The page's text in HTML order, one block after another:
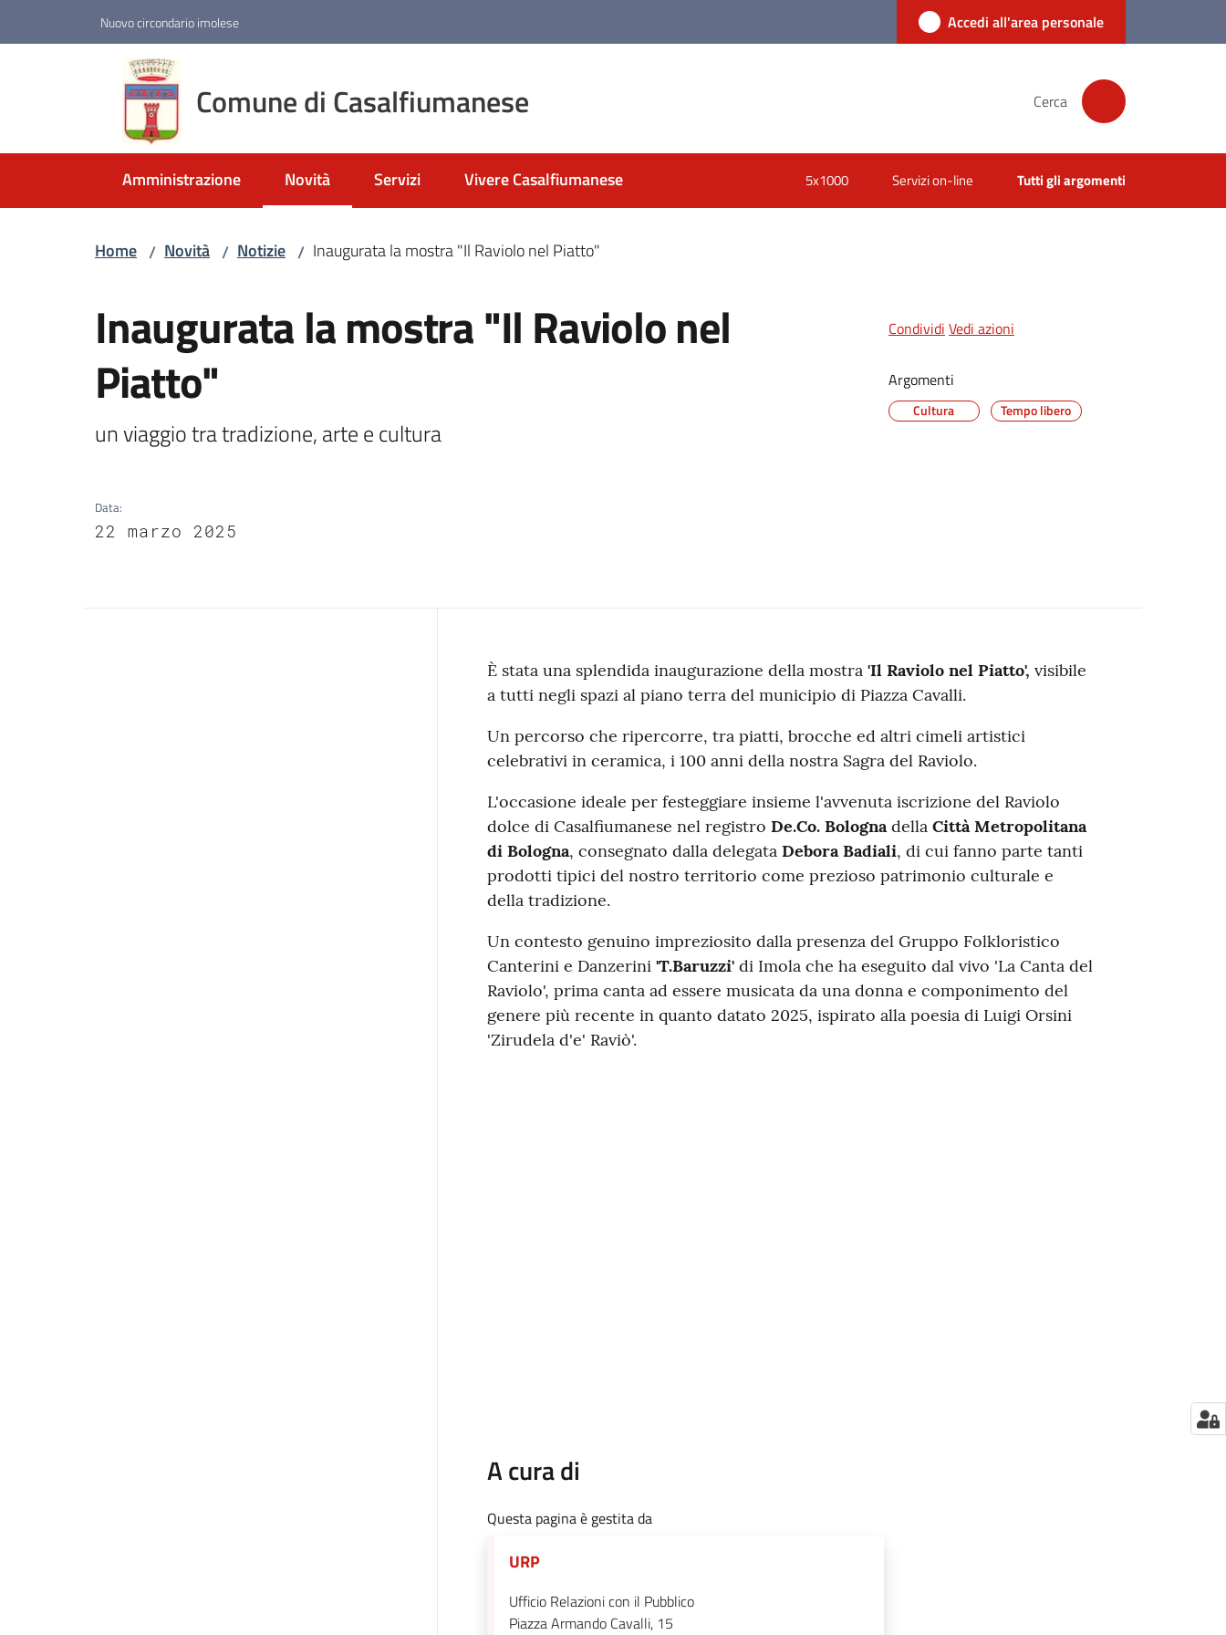
Nuovo circondario imolese Accedi all'area personale
Comune di Casalfiumanese Cerca
Amministrazione Novità
Menu selezionato
Servizi Vivere Casalfiumanese 5x1000 Servizi on-line Tutti gli argomenti
Home / Novità / Notizie / Inaugurata la mostra "Il Raviolo nel Piatto"
Inaugurata la mostra "Il Raviolo nel
Piatto"
un viaggio tra tradizione, arte e cultura
Data:
22 marzo 2025
Condividi Vedi azioni
Argomenti
Cultura Tempo libero
Contenuto
È stata una splendida inaugurazione della mostra 'Il Raviolo nel Piatto', visibile
a tutti negli spazi al piano terra del municipio di Piazza Cavalli.
Un percorso che ripercorre, tra piatti, brocche ed altri cimeli artistici
celebrativi in ceramica, i 100 anni della nostra Sagra del Raviolo.
L'occasione ideale per festeggiare insieme l'avvenuta iscrizione del Raviolo
dolce di Casalfiumanese nel registro De.Co. Bolognadella Città Metropolitana
di Bologna, consegnato dalla delegata Debora Badiali, di cui fanno parte tanti
prodotti tipici del nostro territorio come prezioso patrimonio culturale e
della tradizione.
Un contesto genuino impreziosito dalla presenza del Gruppo Folkloristico
Canterini e Danzerini 'T.Baruzzi'di Imola che ha eseguito dal vivo 'La Canta del
Raviolo', prima canta ad essere musicata da una donna e componimento del
genere più recente in quanto datato 2025, ispirato alla poesia di Luigi Orsini
'Zirudela d'e' Raviò'.
A cura di
Questa pagina è gestita da
URP
Ufficio Relazioni con il Pubblico
Piazza Armando Cavalli, 15